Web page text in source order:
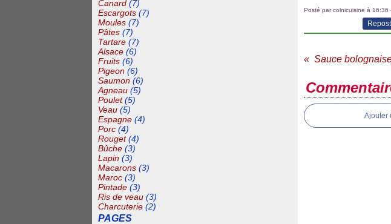
Canard (7)
Escargots (7)
Moules (7)
Pâtes (7)
Tartare (7)
Alsace (6)
Fruits (6)
Pigeon (6)
Saumon (6)
Agneau (5)
Poulet(5)
Veau (5)
Espagne (4)
Porc (4)
Rouget(4)
Bûche (3)
Lapin (3)
Macarons (3)
Maroc (3)
Pintade (3)
Ris de veau (3)
Charcuterie (2)
PAGES
Posté par colnicuisine à 16:36
Repost
Sauce
Ajouter